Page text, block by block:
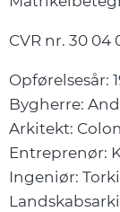
CVR nr. 30 04
Opførelsesår:
Bygherre:
Arkitekt:
Entreprenør:
Ingeniør: